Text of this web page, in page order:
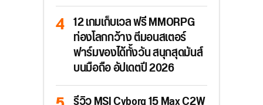
12 เกมเก็บเวล ฟรี MMORPG
ท่องโลกกว้าง ตีมอนสเตอร์
ฟาร์มของได้ทั้งวัน สนุกสุดมันส์
บนมือถือ อัปเดตปี 2026